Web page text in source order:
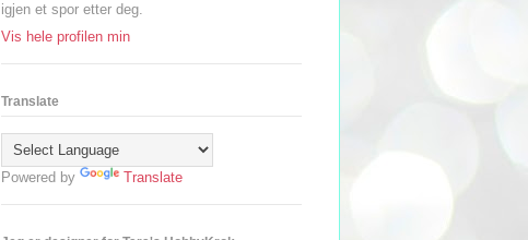
igjen et spor etter deg.
Vis hele profilen min
Translate
Powered by Translate